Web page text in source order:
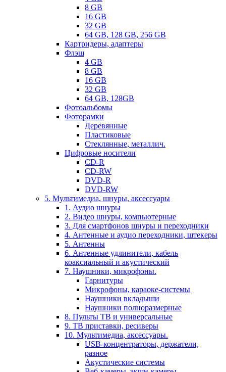
8 GB
16 GB
32 GB
64 GB, 128 GB, 256 GB
Картридеры, адаптеры
Флэш
4 GB
8 GB
16 GB
32 GB
64 GB, 128GB
Фотоальбомы
Фоторамки
Деревянные
Пластиковые
Стеклянные, металлич.
Цифровые носители
CD-R
CD-RW
DVD-R
DVD-RW
5. Мультимедиа, шнуры, аксессуары
1. Аудио шнуры
2. Видео шнуры, компьютерные
3. Для смартфонов шнуры и переходники
4. Антенные и аудио переходники, штекеры
5. Антенны
6. Антенные удлинители, кабель
коаксиальный и акустический
7. Наушники, микрофоны.
Гарнитуры
Микрофоны, караоке-системы
Наушники вкладыши
Наушники полноразмерные
8. Пульты ТВ и универсальные
9. ТВ приставки, ресиверы
10. Мультимедиа, аксессуары.
USB-концентраторы, держатели,
разное
Акустические системы